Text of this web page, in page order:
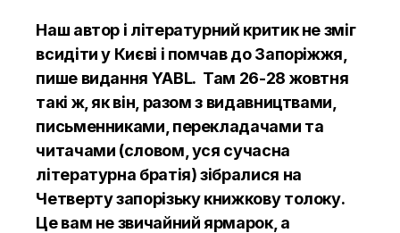
Наш автор і літературний критик не зміг
всидіти у Києві і помчав до Запоріжжя,
пише видання YABL. Там 26-28 жовтня
такі ж, як він, разом з видавництвами,
письменниками, перекладачами та
читачами (словом, уся сучасна
літературна братія) зібралися на
Четверту запорізьку книжкову толоку.
Це вам не звичайний ярмарок, а